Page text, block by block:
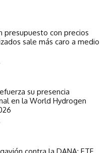
presupuesto con precios
sale más caro a medio
su presencia
en la World Hydrogen